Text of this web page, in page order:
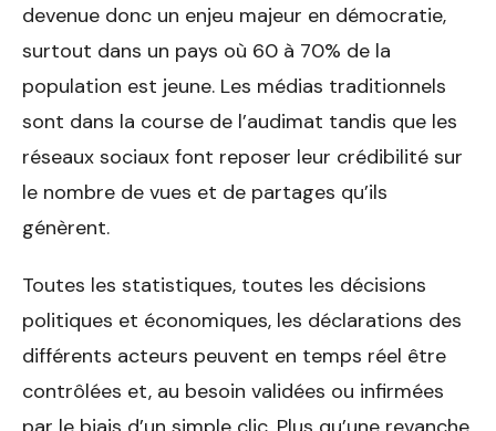
devenue donc un enjeu majeur en démocratie,
surtout dans un pays où 60 à 70% de la
population est jeune. Les médias traditionnels
sont dans la course de l’audimat tandis que les
réseaux sociaux font reposer leur crédibilité sur
le nombre de vues et de partages qu’ils
génèrent.
Toutes les statistiques, toutes les décisions
politiques et économiques, les déclarations des
différents acteurs peuvent en temps réel être
contrôlées et, au besoin validées ou infirmées